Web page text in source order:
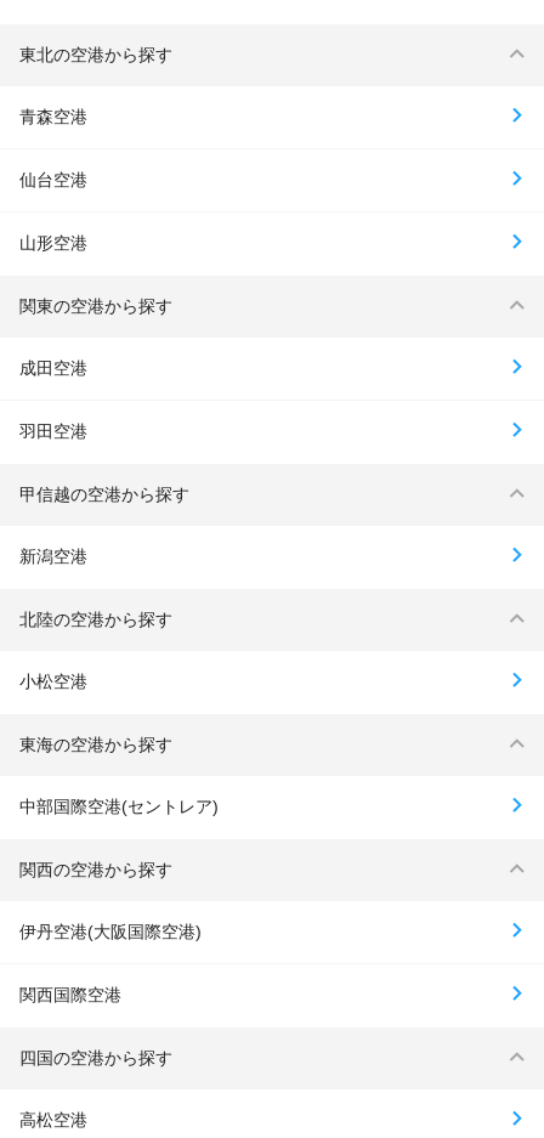
東北の空港から探す
青森空港
仙台空港
山形空港
関東の空港から探す
成田空港
羽田空港
甲信越の空港から探す
新潟空港
北陸の空港から探す
小松空港
東海の空港から探す
中部国際空港(セントレア)
関西の空港から探す
伊丹空港(大阪国際空港)
関西国際空港
四国の空港から探す
高松空港